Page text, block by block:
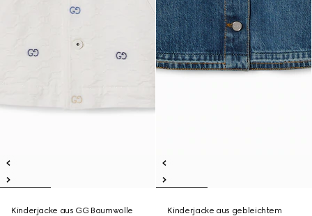
Kinderjacke aus GG Baumwolle
Kinderjacke aus gebleichtem